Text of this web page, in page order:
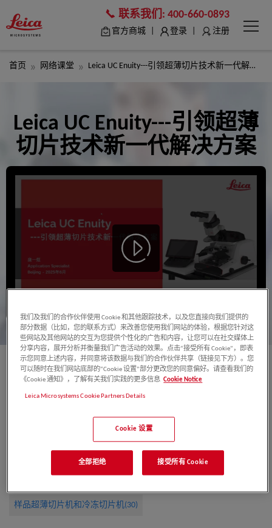
联系我们: 400-660-0893
官方商城 登录 注册
首页 网络课堂 Leica UC Enuity---引领超薄切片技术新一代解决方案
Leica UC Enuity---引领超薄
切片技术新一代解决方案
课程语言：中文
课程类型：免费课程，登录后可观看
讲者类型：徕卡内部员工讲师
录制日期：2025年06月
样品超薄切片机和冷冻切片机(30)
我们及我们的合作伙伴使用 Cookie 和其他跟踪技术，以及您直接向我们提供的
部分数据（比如，您的联系方式）来改善您使用我们网站的体验，根据您针对这
些网站及其他网站的交互为您提供个性化的广告和内容，让您可以在社交媒体上
分享内容，展开分析并衡量我们广告活动的效果。点击“接受所有 Cookie”，即表
示您同意上述内容，并同意将该数据与我们的合作伙伴共享（链接见下方）。您
可以随时在我们网站底部的“Cookie 设置”部分更改您的同意偏好。请查看我们的
《Cookie 通知》，了解有关我们实践的更多信息 Cookie Notice
Leica Microsystems Cookie Partners Details
Cookie 设置
全部拒绝 接受所有 Cookie